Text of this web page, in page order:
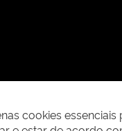
cookies